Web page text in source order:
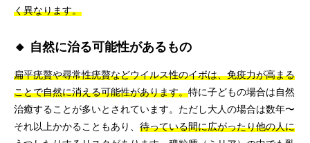
く異なります。
🔸 自然に治る可能性があるもの
扁平疣贅や尋常性疣贅などウイルス性のイボは、免疫力が高まる
ことで自然に消える可能性があります。特に子どもの場合は自然
治癒することが多いとされています。ただし大人の場合は数年〜
それ以上かかることもあり、 待っている間に広がったり他の人に